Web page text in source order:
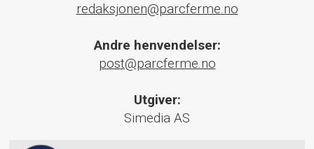
redaksjonen@parcferme.no
Andre henvendelser:
post@parcferme.no
Utgiver:
Simedia AS